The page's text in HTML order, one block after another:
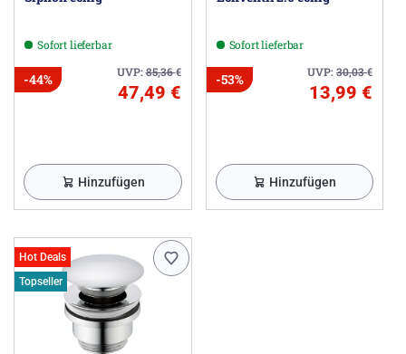
Sofort lieferbar
UVP:85,36€
-44%
47,49 €
Hinzufügen
Sofort lieferbar
UVP:30,03€
-53%
13,99 €
Hinzufügen
Hot Deals
Topseller